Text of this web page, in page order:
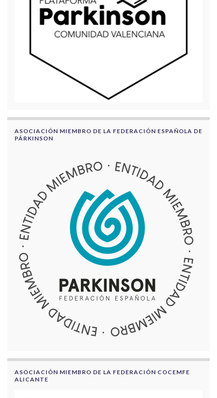
ASOCIACIÓN MIEMBRO DE LA FEDERACIÓN ESPAÑOLA DE
PÁRKINSON
ASOCIACIÓN MIEMBRO DE LA FEDERACIÓN COCEMFE
ALICANTE